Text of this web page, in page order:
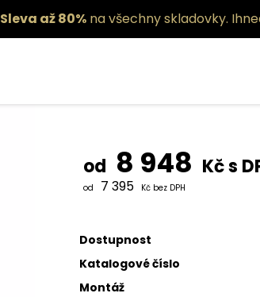
Sleva až 80% na všechny skladovky.
Závěsné
od 8 948 Kč s
od 7 395 Kč bez DPH
Dostupnost
Katalogové číslo
Montáž